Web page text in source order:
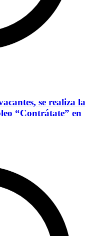
se realiza la
“Contrátate” en